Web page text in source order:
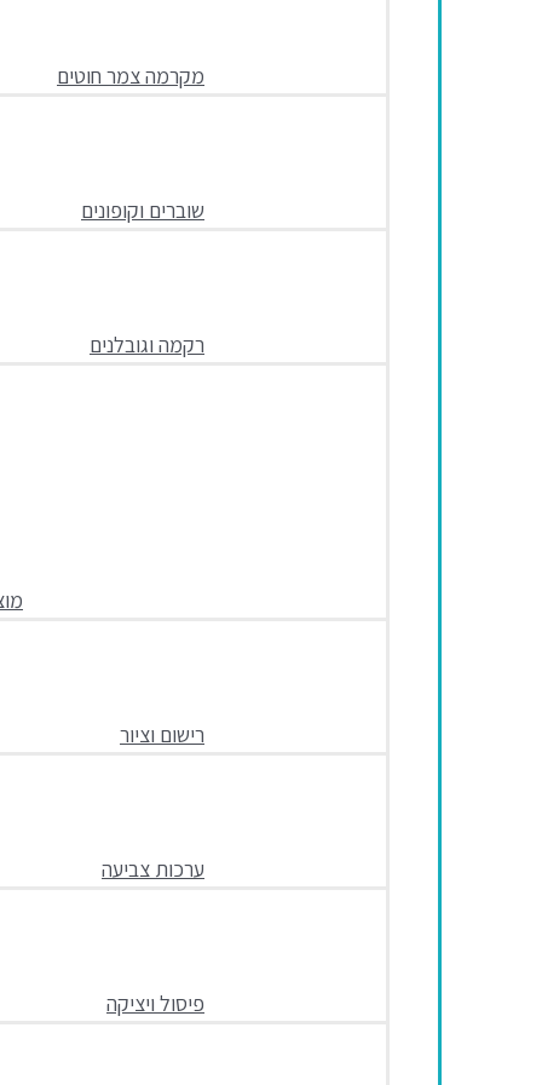
מקרמה צמר חוטים
שוברים וקופונים
רקמה וגובלנים
רישום וציור
ערכות צביעה
פיסול ויציקה